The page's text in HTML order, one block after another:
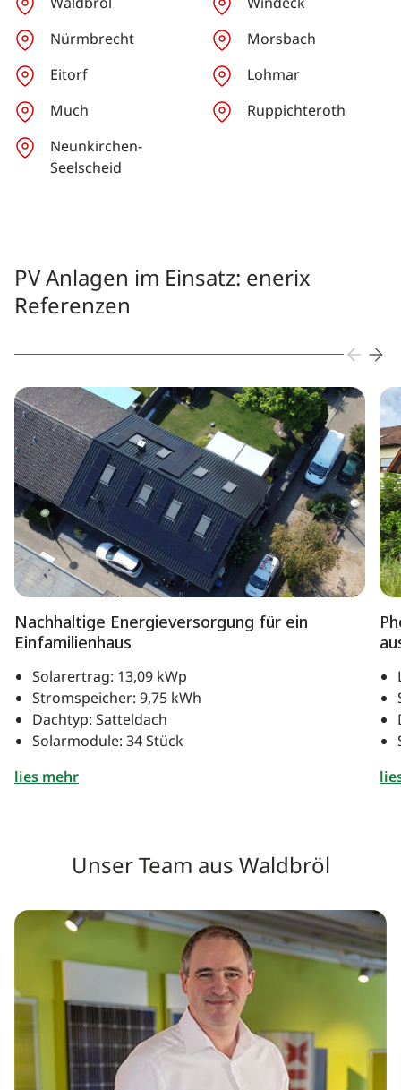
Nürmbrecht
Morsbach
Eitorf
Lohmar
Much
Ruppichteroth
Neunkirchen-
Seelscheid
PV Anlagen im Einsatz: enerix
Referenzen
Nachhaltige Energieversorgung für ein
Einfamilienhaus
Solarertrag: 13,09 kWp
Stromspeicher: 9,75 kWh
Dachtyp: Satteldach
Solarmodule: 34 Stück
lies mehr
Unser Team aus Waldbröl